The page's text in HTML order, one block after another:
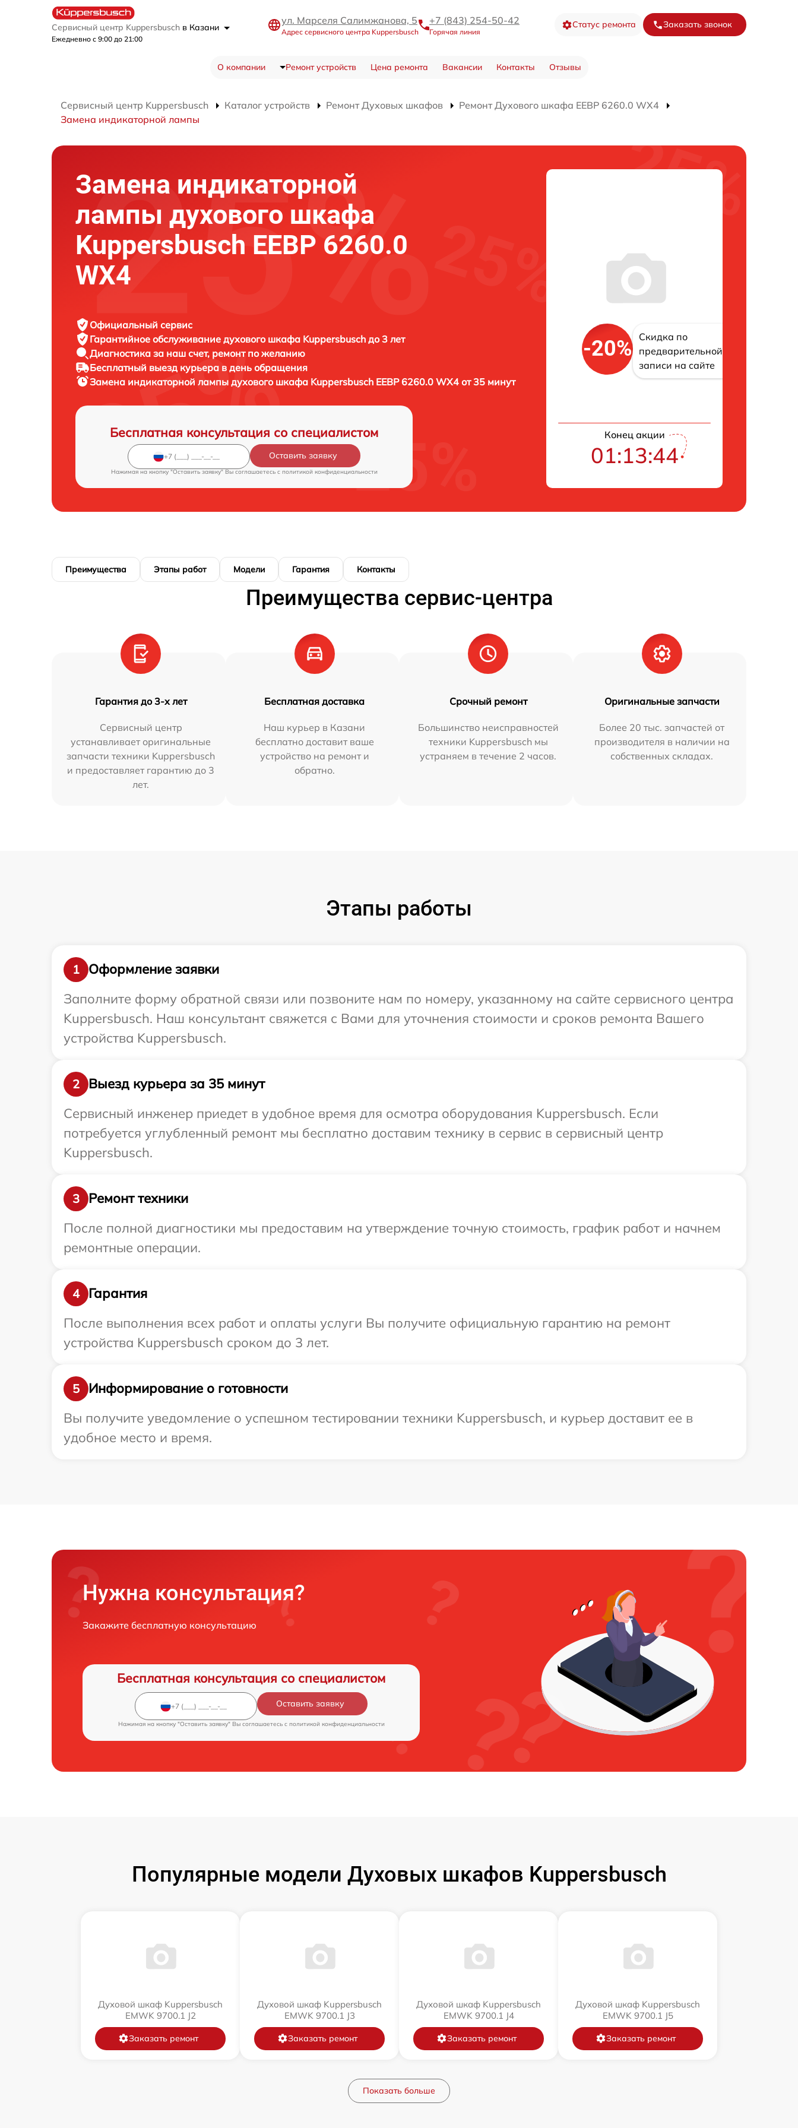
Сервисный центр Kuppersbusch в Казани
Ежедневно с 9:00 до 21:00
ул. Марселя Салимжанова, 5
Адрес сервисного центра Kuppersbusch
+7 (843) 254-50-42
Горячая линия
Статус ремонта Заказать звонок
О компании Ремонт устройств Цена ремонта Вакансии Контакты Отзывы
Сервисный центр Kuppersbusch Каталог устройств Ремонт Духовых шкафов
Ремонт Духового шкафа EEBP 6260.0 WX4
Замена индикаторной лампы
Замена индикаторной
лампы духового шкафа
Kuppersbusch EEBP 6260.0
WX4
Официальный сервис
Гарантийное обслуживание духового шкафа Kuppersbusch до 3 лет
Диагностика за наш счет, ремонт по желанию
Бесплатный выезд курьера в день обращения
Замена индикаторной лампы духового шкафа Kuppersbusch EEBP 6260.0 WX4 от 35 минут
Бесплатная консультация со специалистом
Оставить заявку
Нажимая на кнопку "Оставить заявку" Вы соглашаетесь c политикой конфиденциальности
-20%
Скидка по
предварительной
записи на сайте
Конец акции
01:13:43
Преимущества Этапы работ Модели Гарантия Контакты
Преимущества сервис-центра
Гарантия до 3-х лет
Сервисный центр
устанавливает оригинальные
запчасти техники Kuppersbusch
и предоставляет гарантию до 3
лет.
Бесплатная доставка
Наш курьер в Казани
бесплатно доставит ваше
устройство на ремонт и
обратно.
Срочный ремонт
Большинство неисправностей
техники Kuppersbusch мы
устраняем в течение 2 часов.
Оригинальные запчасти
Более 20 тыс. запчастей от
производителя в наличии на
собственных складах.
Этапы работы
1
Оформление заявки
Заполните форму обратной связи или позвоните нам по номеру, указанному на сайте сервисного центра
Kuppersbusch. Наш консультант свяжется с Вами для уточнения стоимости и сроков ремонта Вашего
устройства Kuppersbusch.
2
Выезд курьера за 35 минут
Сервисный инженер приедет в удобное время для осмотра оборудования Kuppersbusch. Если
потребуется углубленный ремонт мы бесплатно доставим технику в сервис в сервисный центр
Kuppersbusch.
3
Ремонт техники
После полной диагностики мы предоставим на утверждение точную стоимость, график работ и начнем
ремонтные операции.
4
Гарантия
После выполнения всех работ и оплаты услуги Вы получите официальную гарантию на ремонт
устройства Kuppersbusch сроком до 3 лет.
5
Информирование о готовности
Вы получите уведомление о успешном тестировании техники Kuppersbusch, и курьер доставит ее в
удобное место и время.
Нужна консультация?
Закажите бесплатную консультацию
Бесплатная консультация со специалистом
Оставить заявку
Нажимая на кнопку "Оставить заявку" Вы соглашаетесь c политикой конфиденциальности
Популярные модели Духовых шкафов Kuppersbusch
Духовой шкаф Kuppersbusch
EMWK 9700.1 J2
Заказать ремонт
Духовой шкаф Kuppersbusch
EMWK 9700.1 J3
Заказать ремонт
Духовой шкаф Kuppersbusch
EMWK 9700.1 J4
Заказать ремонт
Духовой шкаф Kuppersbusch
EMWK 9700.1 J5
Заказать ремонт
Показать больше